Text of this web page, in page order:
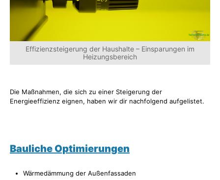
Effizienzsteigerung der Haushalte – Einsparungen im
Heizungsbereich
Die Maßnahmen, die sich zu einer Steigerung der
Energieeffizienz eignen, haben wir dir nachfolgend aufgelistet.
Bauliche Optimierungen
Wärmedämmung der Außenfassaden